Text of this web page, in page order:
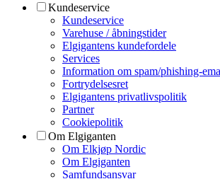
Kundeservice
Kundeservice
Varehuse / åbningstider
Elgigantens kundefordele
Services
Information om spam/phishing-
Fortrydelsesret
Elgigantens privatlivspolitik
Partner
Cookiepolitik
Om Elgiganten
Om Elkjøp Nordic
Om Elgiganten
Samfundsansvar